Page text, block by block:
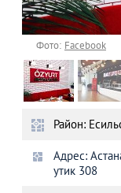
Фото: Facebook
Район:
Адрес:
утик 308